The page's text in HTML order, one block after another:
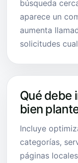
búsqueda
aparece un
aumenta
solicitudes
Qué debe
bien
Incluye
categorías,
páginas